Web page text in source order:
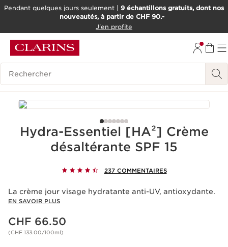
ALLER AU CONTENU
OUTIL D'ACCESSIBILITÉ
Pendant quelques jours seulement | 9 échantillons gratuits, dont nos
nouveautés, à partir de CHF 90.-
J'en profite
Historique des recherches
Hydra-Essentiel [HA²] Crème
désaltérante SPF 15
237 COMMENTAIRES
La crème jour visage hydratante anti-UV, antioxydante.
EN SAVOIR PLUS
Nouveau prix CHF 66.50
CHF 66.50
(CHF 133.00/100ml)